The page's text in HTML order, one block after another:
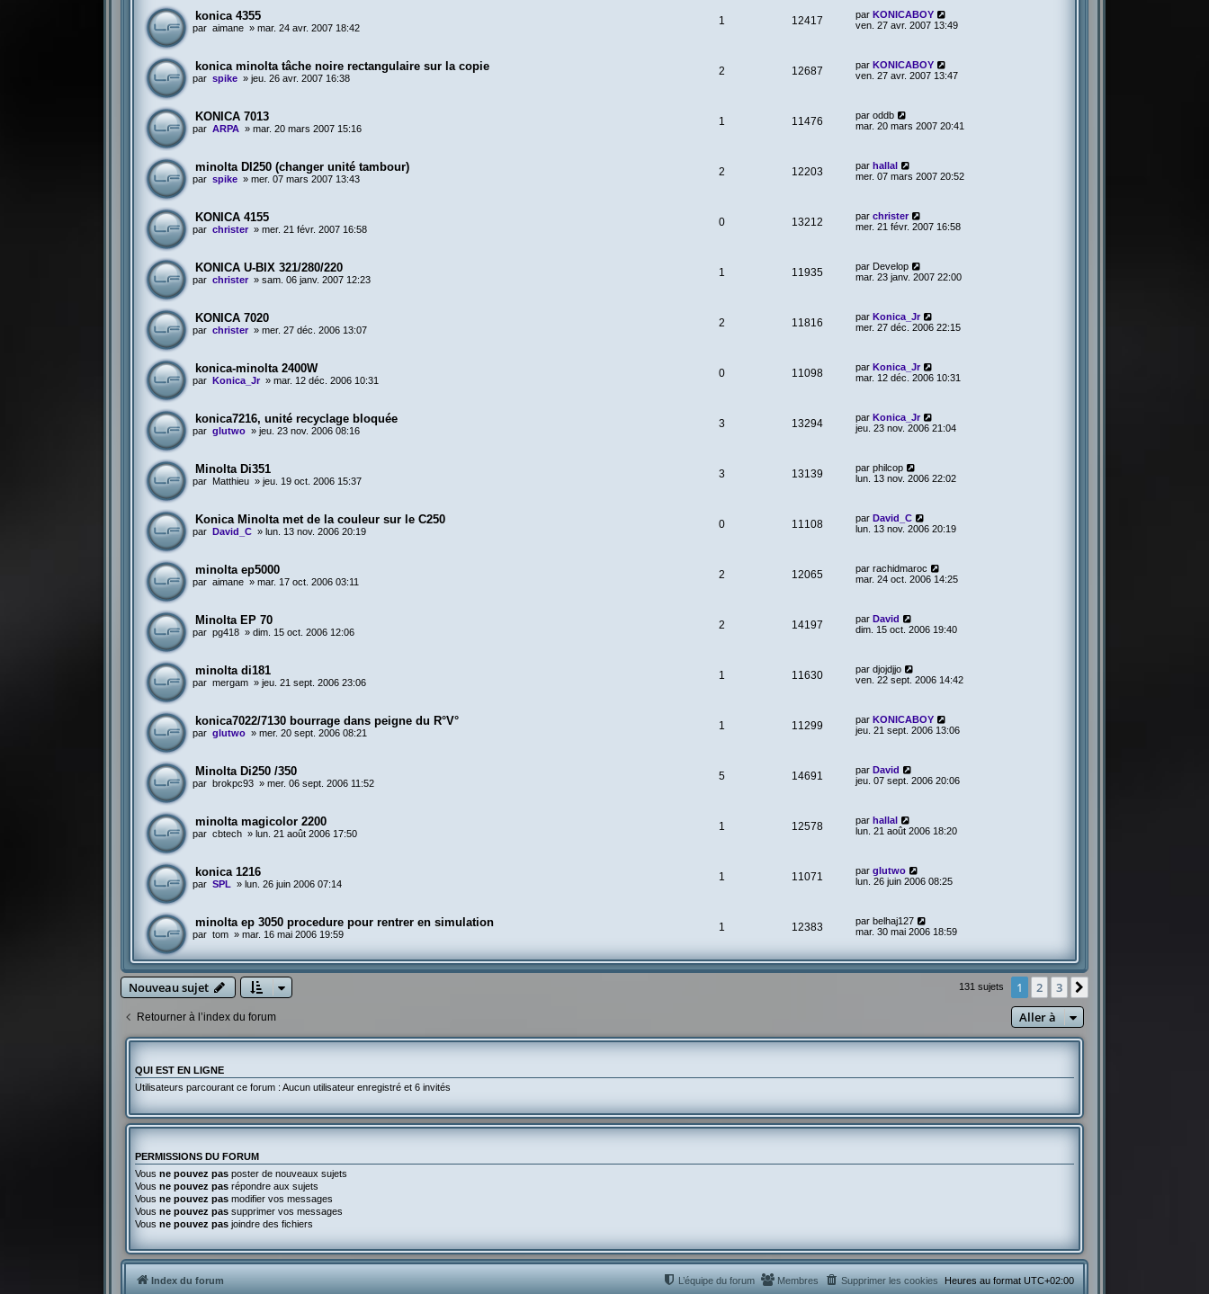
konica 4355
par aimane »mar. 24 avr. 2007 18:42
1 12417 par KONICABOY
ven. 27 avr. 2007 13:49
konica minolta tâche noire rectangulaire sur la copie
par spike »jeu. 26 avr. 2007 16:38
2 12687 par KONICABOY
ven. 27 avr. 2007 13:47
KONICA 7013
par ARPA »mar. 20 mars 2007 15:16
1 11476 par oddb
mar. 20 mars 2007 20:41
minolta DI250 (changer unité tambour)
par spike »mer. 07 mars 2007 13:43
2 12203 par hallal
mer. 07 mars 2007 20:52
KONICA 4155
par christer »mer. 21 févr. 2007 16:58
0 13212 par christer
mer. 21 févr. 2007 16:58
KONICA U-BIX 321/280/220
par christer »sam. 06 janv. 2007 12:23
1 11935 par Develop
mar. 23 janv. 2007 22:00
KONICA 7020
par christer »mer. 27 déc. 2006 13:07
2 11816 par Konica_Jr
mer. 27 déc. 2006 22:15
konica-minolta 2400W
par Konica_Jr »mar. 12 déc. 2006 10:31
0 11098 par Konica_Jr
mar. 12 déc. 2006 10:31
konica7216, unité recyclage bloquée
par glutwo »jeu. 23 nov. 2006 08:16
3 13294 par Konica_Jr
jeu. 23 nov. 2006 21:04
Minolta Di351
par Matthieu »jeu. 19 oct. 2006 15:37
3 13139 par philcop
lun. 13 nov. 2006 22:02
Konica Minolta met de la couleur sur le C250
par David_C » lun. 13 nov. 2006 20:19
0 11108 par David_C
lun. 13 nov. 2006 20:19
minolta ep5000
par aimane »mar. 17 oct. 2006 03:11
2 12065 par rachidmaroc
mar. 24 oct. 2006 14:25
Minolta EP 70
par pg418 »dim. 15 oct. 2006 12:06
2 14197 par David
dim. 15 oct. 2006 19:40
minolta di181
par mergam »jeu. 21 sept. 2006 23:06
1 11630 par djojdjjo
ven. 22 sept. 2006 14:42
konica7022/7130 bourrage dans peigne du R°V°
par glutwo »mer. 20 sept. 2006 08:21
1 11299 par KONICABOY
jeu. 21 sept. 2006 13:06
Minolta Di250 /350
par brokpc93 »mer. 06 sept. 2006 11:52
5 14691 par David
jeu. 07 sept. 2006 20:06
minolta magicolor 2200
par cbtech » lun. 21 août 2006 17:50
1 12578 par hallal
lun. 21 août 2006 18:20
konica 1216
par SPL » lun. 26 juin 2006 07:14
1 11071 par glutwo
lun. 26 juin 2006 08:25
minolta ep 3050 procedure pour rentrer en simulation
par tom »mar. 16 mai 2006 19:59
1 12383 par belhaj127
mar. 30 mai 2006 18:59
Nouveau sujet 131 sujets 1 2 3
Retourner à l’index du forum Aller à
QUI EST EN LIGNE
Utilisateurs parcourant ce forum : Aucun utilisateur enregistré et 6 invités
PERMISSIONS DU FORUM
Vousne pouvez pas poster de nouveaux sujets
Vousne pouvez pas répondre aux sujets
Vousne pouvez pas modifier vos messages
Vousne pouvez pas supprimer vos messages
Vousne pouvez pas joindre des fichiers
Index du forum Heures au format UTC+02:00
Supprimer les cookies
Membres
L’équipe du forum